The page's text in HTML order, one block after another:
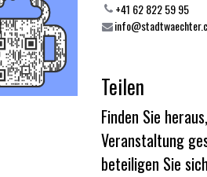
+41 62 822 59 95
Teilen
Finden Sie
Veranstaltung
beteiligen Sie